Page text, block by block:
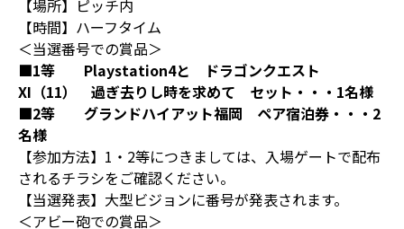
【場所】ピッチ内
【時間】ハーフタイム
＜当選番号での賞品＞
■1等 Playstation4と ドラゴンクエスト
XI （11） 過ぎ去りし時を求めて セット・・・1名様
■2等 グランドハイアット福岡 ペア宿泊券・・・2
名様
【参加方法】1・2等につきましては、入場ゲートで配布
されるチラシをご確認ください。
【当選発表】大型ビジョンに番号が発表されます。
＜アビー砲での賞品＞